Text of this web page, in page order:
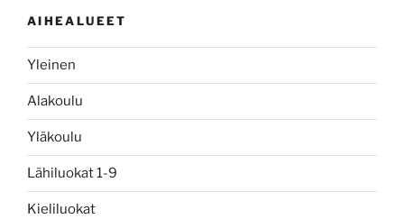
AIHEALUEET
Yleinen
Alakoulu
Yläkoulu
Lähiluokat 1-9
Kieliluokat